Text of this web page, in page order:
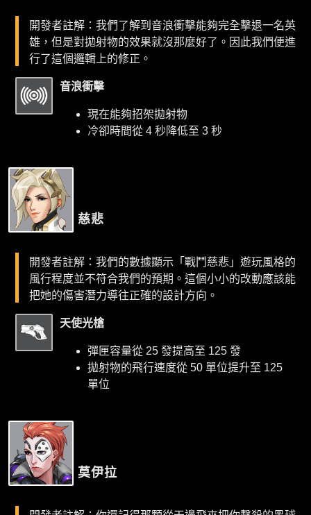
開發者註解：我們了解到音浪衝擊能夠完全擊退一名英
雄，但是對拋射物的效果就沒那麼好了。因此我們便進
行了這個邏輯上的修正。
音浪衝擊
現在能夠招架拋射物
冷卻時間從 4 秒降低至 3 秒
慈悲
開發者註解：我們的數據顯示「戰鬥慈悲」遊玩風格的
風行程度並不符合我們的預期。這個小小的改動應該能
把她的傷害潛力導往正確的設計方向。
天使光槍
彈匣容量從 25 發提高至 125 發
拋射物的飛行速度從 50 單位提升至 125
單位
莫伊拉